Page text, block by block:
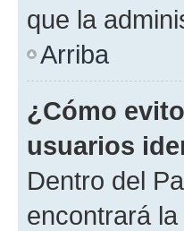
que la
Arriba
¿Cómo
usuarios
Dentro del
encontrará